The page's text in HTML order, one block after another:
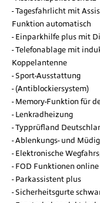
Tagesfahrlicht mit
Funktion automatisch
Einparkhilfe plus mit
Telefonablage mit
Koppelantenne
Sport-Ausstattung
(Antiblockiersystem)
Memory-Funktion für
Lenkradheizung
Typprüfland
Ablenkungs- und
Elektronische
FOD Funktionen
Parkassistent plus
Sicherheitsgurte